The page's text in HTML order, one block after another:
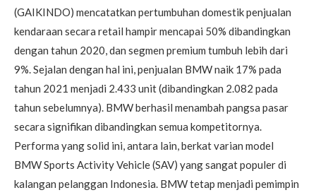
(GAIKINDO) mencatatkan pertumbuhan domestik penjualan
kendaraan secara retail hampir mencapai 50% dibandingkan
dengan tahun 2020, dan segmen premium tumbuh lebih dari
9%. Sejalan dengan hal ini, penjualan BMW naik 17% pada
tahun 2021 menjadi 2.433 unit (dibandingkan 2.082 pada
tahun sebelumnya). BMW berhasil menambah pangsa pasar
secara signifikan dibandingkan semua kompetitornya.
Performa yang solid ini, antara lain, berkat varian model
BMW Sports Activity Vehicle (SAV) yang sangat populer di
kalangan pelanggan Indonesia. BMW tetap menjadi pemimpin